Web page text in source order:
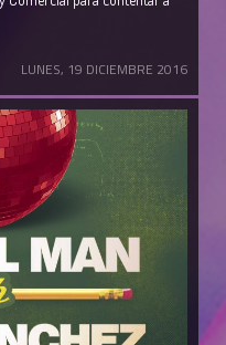
LUNES, 19 DICIEMBRE 2016